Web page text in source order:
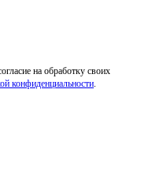
на обработку своих
конфиденциальности.